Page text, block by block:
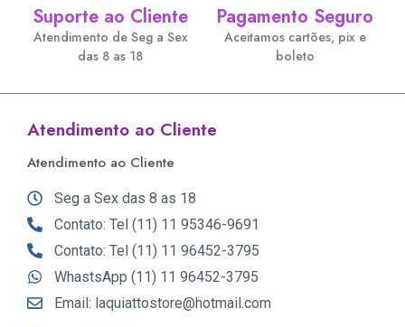
Suporte ao Cliente
Atendimento de Seg a Sex
das 8 as 18
Pagamento Seguro
Aceitamos cartões, pix e
boleto
Atendimento ao Cliente
Atendimento ao Cliente
Seg a Sex das 8 as 18
Contato: Tel (11) 11 95346-9691
Contato: Tel (11) 11 96452-3795
WhastsApp (11) 11 96452-3795
Email: laquiattostore@hotmail.com